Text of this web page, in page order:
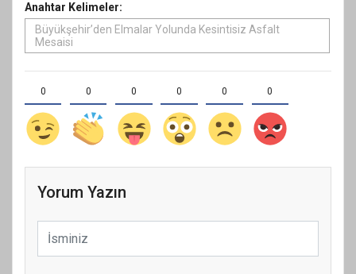
Anahtar Kelimeler:
Büyükşehir’den Elmalar Yolunda Kesintisiz Asfalt
Mesaisi
0 0 0 0 0 0
Yorum Yazın